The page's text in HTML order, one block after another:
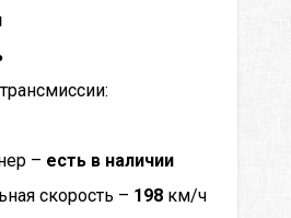
– есть в наличии
скорость – 198 км/ч